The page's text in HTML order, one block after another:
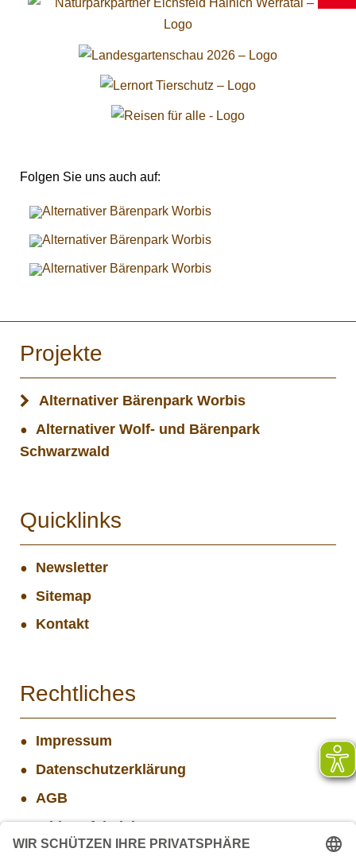
Folgen Sie uns auch auf:
Projekte
Alternativer Bärenpark Worbis
Alternativer Wolf- und Bärenpark
Schwarzwald
Quicklinks
Newsletter
Sitemap
Kontakt
Rechtliches
Impressum
Datenschutzerklärung
AGB
Widerrufsbelehrung